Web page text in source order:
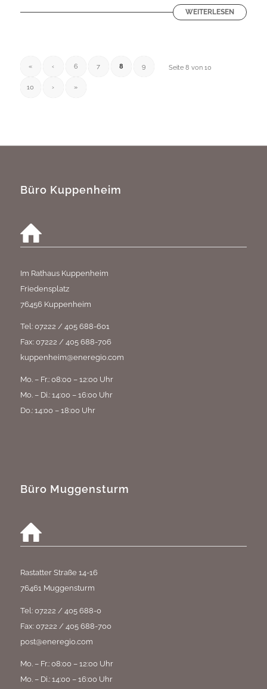
WEITERLESEN
Seite 8 von 10
« ‹ 6 7 8 9
10 › »
Büro Kuppenheim
Im Rathaus Kuppenheim
Friedensplatz
76456 Kuppenheim
Tel: 07222 / 405 688-601
Fax: 07222 / 405 688-706
kuppenheim@eneregio.com
Mo. – Fr.: 08:00 – 12:00 Uhr
Mo. – Di.: 14:00 – 16:00 Uhr
Do.: 14:00 – 18:00 Uhr
Büro Muggensturm
Rastatter Straße 14-16
76461 Muggensturm
Tel: 07222 / 405 688-0
Fax: 07222 / 405 688-700
post@eneregio.com
Mo. – Fr.: 08:00 – 12:00 Uhr
Mo. – Di.: 14:00 – 16:00 Uhr